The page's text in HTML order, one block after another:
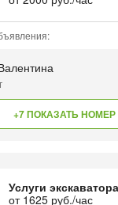
+7 ПОКАЗАТЬ НОМЕР
Услуги
от 1625 руб./час